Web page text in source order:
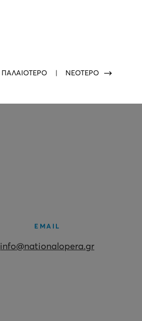
ΠΑΛΑΙΟΤΕΡΟ ΝΕΟΤΕΡΟ
EMAIL
info@nationalopera.gr